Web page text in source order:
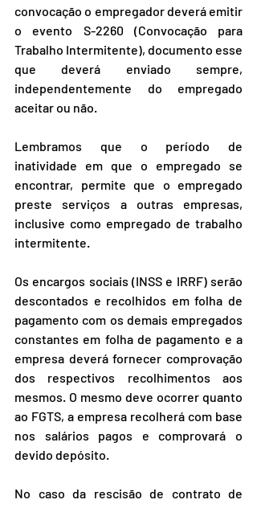
convocação o empregador deverá emitir
o evento S-2260 (Convocação para
Trabalho Intermitente), documento esse
que deverá enviado sempre,
independentemente do empregado
aceitar ou não.
Lembramos que o período de
inatividade em que o empregado se
encontrar, permite que o empregado
preste serviços a outras empresas,
inclusive como empregado de trabalho
intermitente.
Os encargos sociais (INSS e IRRF) serão
descontados e recolhidos em folha de
pagamento com os demais empregados
constantes em folha de pagamento e a
empresa deverá fornecer comprovação
dos respectivos recolhimentos aos
mesmos. O mesmo deve ocorrer quanto
ao FGTS, a empresa recolherá com base
nos salários pagos e comprovará o
devido depósito.
No caso da rescisão de contrato de